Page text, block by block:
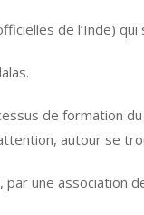
de l’Inde)
de formation
autour se
par une